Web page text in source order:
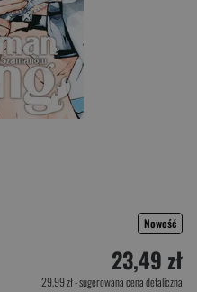
Nowość
23,49 zł
29,99 zł- sugerowana cena detaliczna